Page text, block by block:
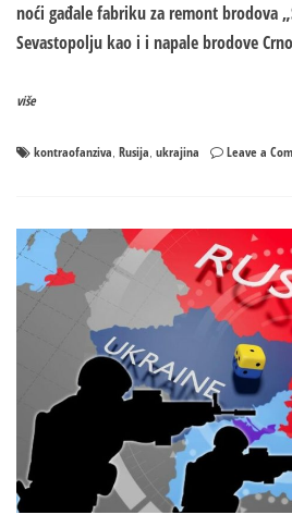
noći gađale fabriku za remont brodova
Sevastopolju kao i i napale brodove
više
kontraofanziva, Rusija, ukrajina Leave a